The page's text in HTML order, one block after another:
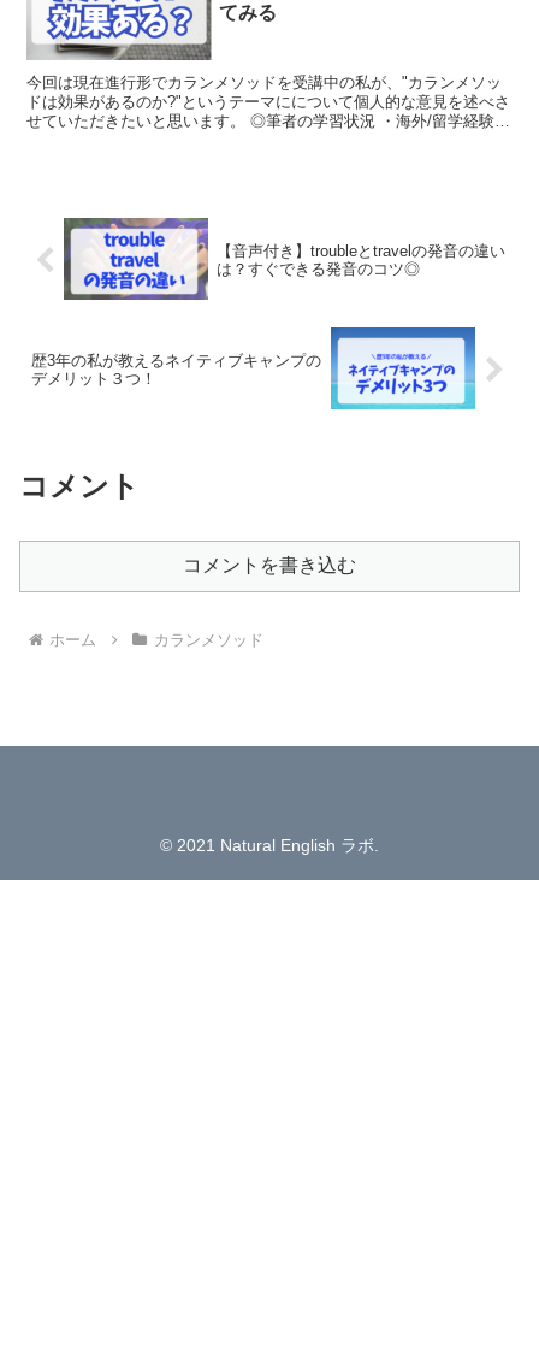
てみる
今回は現在進行形でカランメソッドを受講中の私が、"カランメソッ
ドは効果があるのか?"というテーマにについて個人的な意見を述べさ
せていただきたいと思います。 ◎筆者の学習状況 ・海外/留学経験一
【音声付き】troubleとtravelの発音の違い
は？すぐできる発音のコツ◎
歴3年の私が教えるネイティブキャンプの
デメリット３つ！
コメント
コメントを書き込む
ホーム カランメソッド
© 2021 Natural English ラボ.